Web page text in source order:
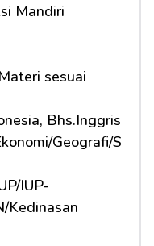
Mandiri
sesuai
Bhs.Inggris
Geografi/S
IUP-
Kedinasan